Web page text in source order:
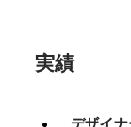
実績